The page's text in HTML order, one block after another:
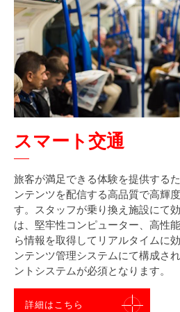
スマート交通
旅客が満足できる体験を提供する
ンテンツを配信する高品質で高輝
す。スタッフが乗り換え施設にて
は、堅牢性コンピューター、高性
ら情報を取得してリアルタイムに
ンテンツ管理システムにて構成さ
ントシステムが必須となります。
詳細はこちら